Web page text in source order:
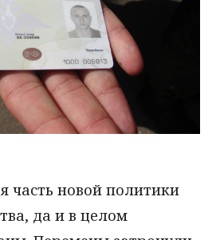
часть новой политики
да и в целом